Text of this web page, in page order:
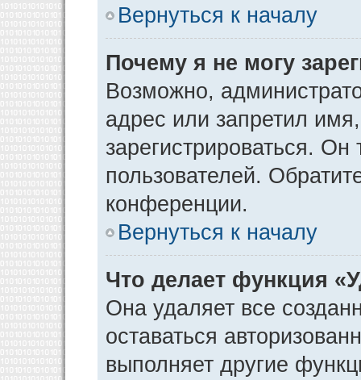
Вернуться к началу
Почему я не могу
Возможно,
адрес или запретил
зарегистрироваться.
пользователей.
конференции.
Вернуться к началу
Что делает функция
Она удаляет все
оставаться
выполняет другие